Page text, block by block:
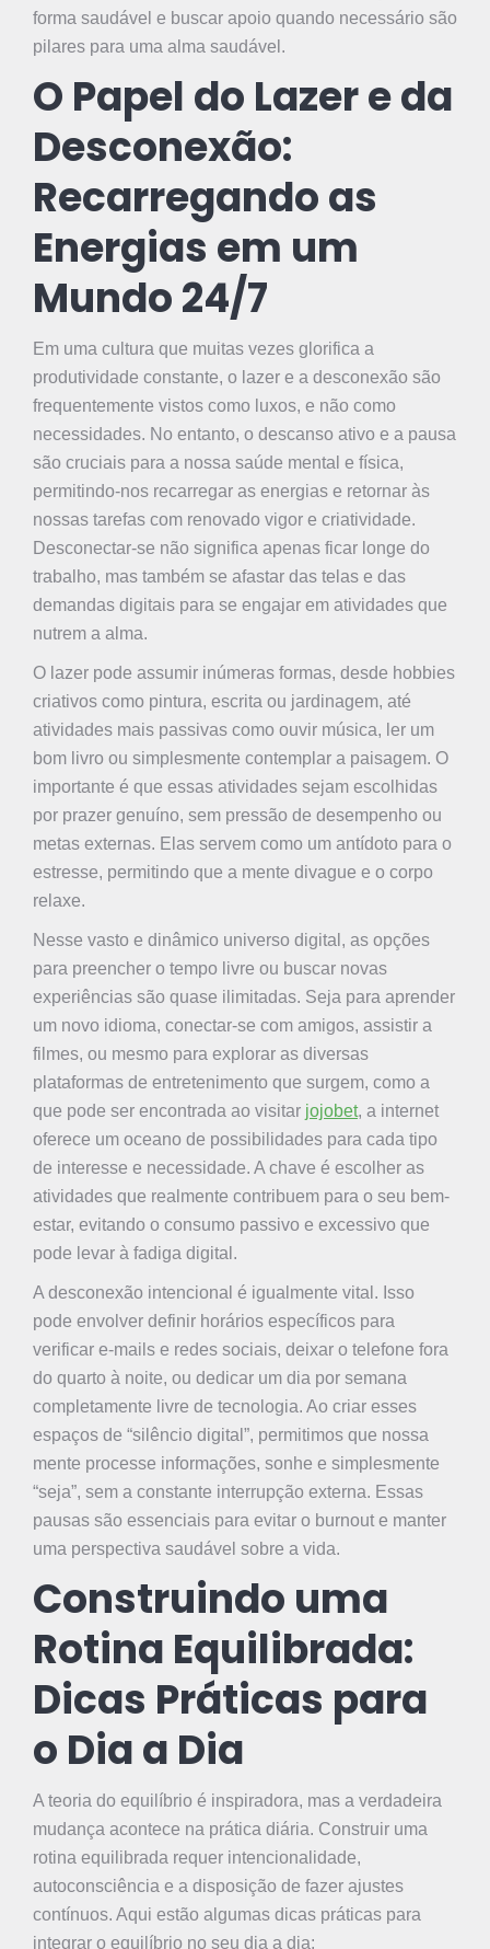
forma saudável e buscar apoio quando necessário são
pilares para uma alma saudável.
O Papel do Lazer e da
Desconexão:
Recarregando as
Energias em um
Mundo 24/7
Em uma cultura que muitas vezes glorifica a
produtividade constante, o lazer e a desconexão são
frequentemente vistos como luxos, e não como
necessidades. No entanto, o descanso ativo e a pausa
são cruciais para a nossa saúde mental e física,
permitindo-nos recarregar as energias e retornar às
nossas tarefas com renovado vigor e criatividade.
Desconectar-se não significa apenas ficar longe do
trabalho, mas também se afastar das telas e das
demandas digitais para se engajar em atividades que
nutrem a alma.
O lazer pode assumir inúmeras formas, desde hobbies
criativos como pintura, escrita ou jardinagem, até
atividades mais passivas como ouvir música, ler um
bom livro ou simplesmente contemplar a paisagem. O
importante é que essas atividades sejam escolhidas
por prazer genuíno, sem pressão de desempenho ou
metas externas. Elas servem como um antídoto para o
estresse, permitindo que a mente divague e o corpo
relaxe.
Nesse vasto e dinâmico universo digital, as opções
para preencher o tempo livre ou buscar novas
experiências são quase ilimitadas. Seja para aprender
um novo idioma, conectar-se com amigos, assistir a
filmes, ou mesmo para explorar as diversas
plataformas de entretenimento que surgem, como a
que pode ser encontrada ao visitar jojobet, a internet
oferece um oceano de possibilidades para cada tipo
de interesse e necessidade. A chave é escolher as
atividades que realmente contribuem para o seu bem-
estar, evitando o consumo passivo e excessivo que
pode levar à fadiga digital.
A desconexão intencional é igualmente vital. Isso
pode envolver definir horários específicos para
verificar e-mails e redes sociais, deixar o telefone fora
do quarto à noite, ou dedicar um dia por semana
completamente livre de tecnologia. Ao criar esses
espaços de “silêncio digital”, permitimos que nossa
mente processe informações, sonhe e simplesmente
“seja”, sem a constante interrupção externa. Essas
pausas são essenciais para evitar o burnout e manter
uma perspectiva saudável sobre a vida.
Construindo uma
Rotina Equilibrada:
Dicas Práticas para
o Dia a Dia
A teoria do equilíbrio é inspiradora, mas a verdadeira
mudança acontece na prática diária. Construir uma
rotina equilibrada requer intencionalidade,
autoconsciência e a disposição de fazer ajustes
contínuos. Aqui estão algumas dicas práticas para
integrar o equilíbrio no seu dia a dia: